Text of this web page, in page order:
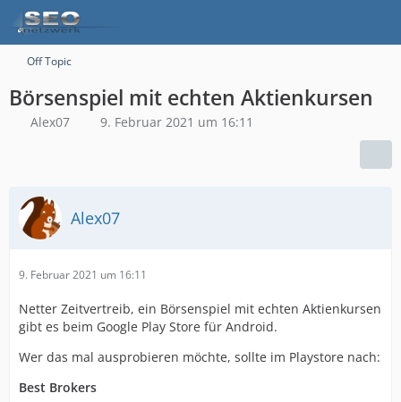
Off Topic
Börsenspiel mit echten Aktienkursen
Alex07 9. Februar 2021 um 16:11
Alex07
9. Februar 2021 um 16:11
Netter Zeitvertreib, ein Börsenspiel mit echten Aktienkursen
gibt es beim Google Play Store für Android.
Wer das mal ausprobieren möchte, sollte im Playstore nach:
Best Brokers